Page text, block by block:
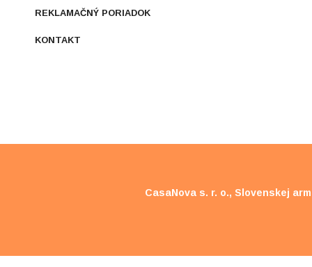
REKLAMAČNÝ PORIADOK
KONTAKT
CasaNova s. r. o., Slovenskej